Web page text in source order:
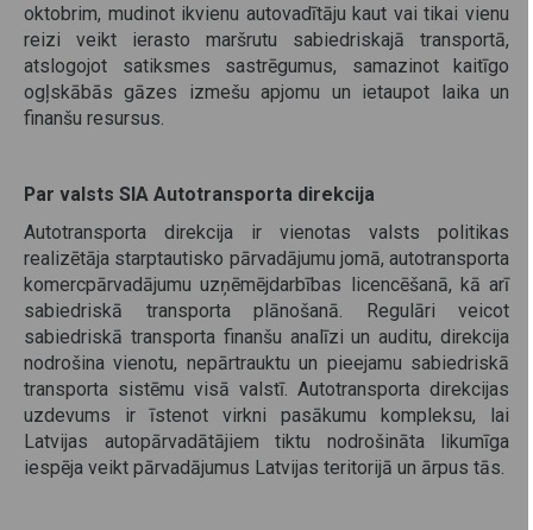
oktobrim, mudinot ikvienu autovadītāju kaut vai tikai vienu
reizi veikt ierasto maršrutu sabiedriskajā transportā,
atslogojot satiksmes sastrēgumus, samazinot kaitīgo
ogļskābās gāzes izmešu apjomu un ietaupot laika un
finanšu resursus.
Par valsts SIA Autotransporta direkcija
Autotransporta direkcija ir vienotas valsts politikas
realizētāja starptautisko pārvadājumu jomā, autotransporta
komercpārvadājumu uzņēmējdarbības licencēšanā, kā arī
sabiedriskā transporta plānošanā. Regulāri veicot
sabiedriskā transporta finanšu analīzi un auditu, direkcija
nodrošina vienotu, nepārtrauktu un pieejamu sabiedriskā
transporta sistēmu visā valstī. Autotransporta direkcijas
uzdevums ir īstenot virkni pasākumu kompleksu, lai
Latvijas autopārvadātājiem tiktu nodrošināta likumīga
iespēja veikt pārvadājumus Latvijas teritorijā un ārpus tās.